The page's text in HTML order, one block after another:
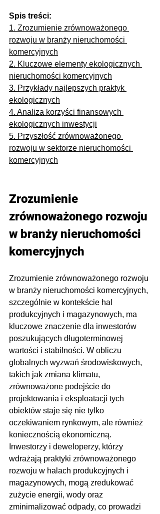
Spis treści:
1. Zrozumienie zrównoważonego
rozwoju w branży nieruchomości
komercyjnych
2. Kluczowe elementy ekologicznych
nieruchomości komercyjnych
3. Przykłady najlepszych praktyk
ekologicznych
4. Analiza korzyści finansowych
ekologicznych inwestycji
5. Przyszłość zrównoważonego
rozwoju w sektorze nieruchomości
komercyjnych
Zrozumienie
zrównoważonego rozwoju
w branży nieruchomości
komercyjnych
Zrozumienie zrównoważonego rozwoju
w branży nieruchomości komercyjnych,
szczególnie w kontekście hal
produkcyjnych i magazynowych, ma
kluczowe znaczenie dla inwestorów
poszukujących długoterminowej
wartości i stabilności. W obliczu
globalnych wyzwań środowiskowych,
takich jak zmiana klimatu,
zrównoważone podejście do
projektowania i eksploatacji tych
obiektów staje się nie tylko
oczekiwaniem rynkowym, ale również
koniecznością ekonomiczną.
Inwestorzy i deweloperzy, którzy
wdrażają praktyki zrównoważonego
rozwoju w halach produkcyjnych i
magazynowych, mogą zredukować
zużycie energii, wody oraz
zminimalizować odpady, co prowadzi